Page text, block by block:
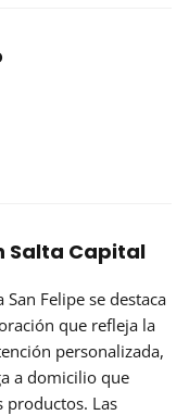
Salta Capital
Felipe se destaca
que refleja la
personalizada,
a domicilio que
productos. Las